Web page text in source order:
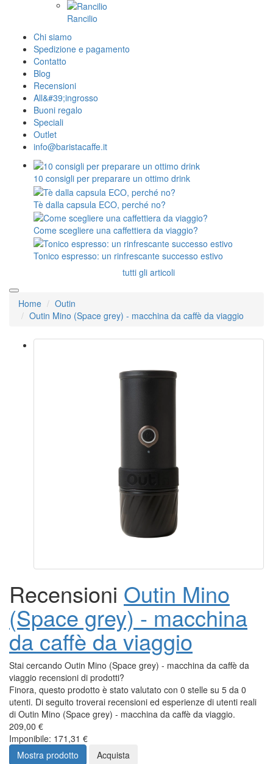
Rancilio
Chi siamo
Spedizione e pagamento
Contatto
Blog
Recensioni
All&#39;ingrosso
Buoni regalo
Speciali
Outlet
info@baristacaffe.it
10 consigli per preparare un ottimo drink
Tè dalla capsula ECO, perché no?
Come scegliere una caffettiera da viaggio?
Tonico espresso: un rinfrescante successo estivo
tutti gli articoli
Home
Outin
Outin Mino (Space grey) - macchina da caffè da viaggio
Recensioni Outin Mino
(Space grey) - macchina
da caffè da viaggio
Stai cercando Outin Mino (Space grey) - macchina da caffè da
viaggio recensioni di prodotti?
Finora, questo prodotto è stato valutato con 0 stelle su 5 da 0
utenti. Di seguito troverai recensioni ed esperienze di utenti reali
di Outin Mino (Space grey) - macchina da caffè da viaggio.
209,00 €
Imponibile: 171,31 €
Mostra prodotto
Acquista